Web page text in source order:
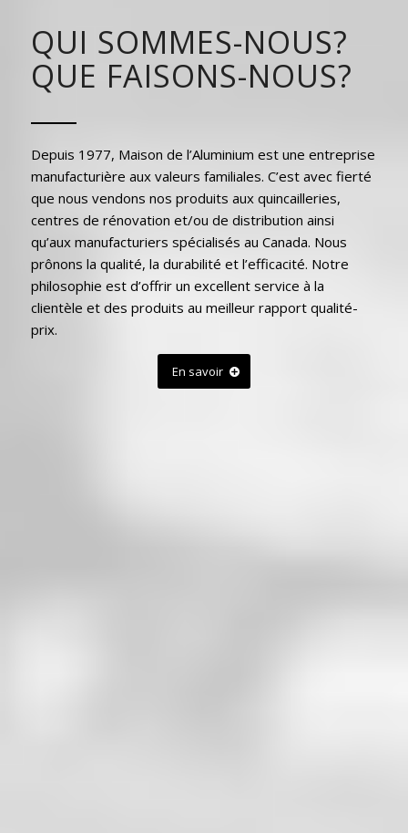
QUI SOMMES-NOUS?
QUE FAISONS-NOUS?
Depuis 1977, Maison de l’Aluminium est une entreprise
manufacturière aux valeurs familiales. C’est avec fierté
que nous vendons nos produits aux quincailleries,
centres de rénovation et/ou de distribution ainsi
qu’aux manufacturiers spécialisés au Canada. Nous
prônons la qualité, la durabilité et l’efficacité. Notre
philosophie est d’offrir un excellent service à la
clientèle et des produits au meilleur rapport qualité-
prix.
En savoir